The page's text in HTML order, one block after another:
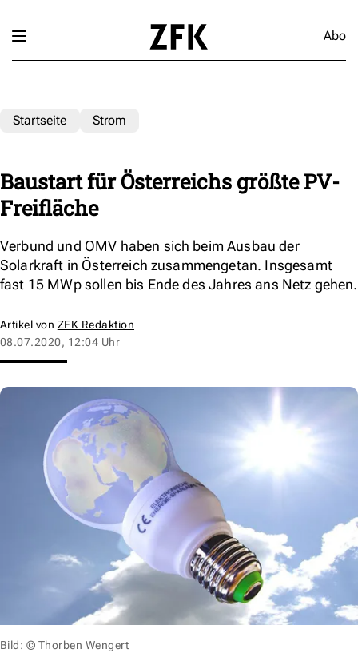
Abo
Startseite Strom
Baustart für Österreichs größte PV-
Freifläche
Verbund und OMV haben sich beim Ausbau der
Solarkraft in Österreich zusammengetan. Insgesamt
fast 15 MWp sollen bis Ende des Jahres ans Netz gehen.
Artikel von ZFK Redaktion
08.07.2020, 12:04 Uhr
Bild: © Thorben Wengert